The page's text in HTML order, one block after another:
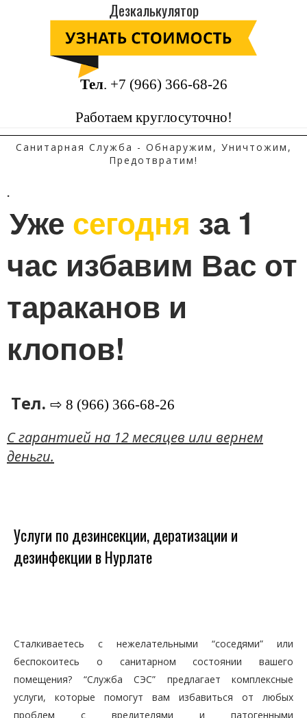
Дезкалькулятор
Тел. +7 (966) 366-68-26
Работаем круглосуточно!
Санитарная Служба - Обнаружим, Уничтожим,
Предотвратим!
.
Уже сегодня за 1
час избавим Вас от
тараканов и
клопов!
Тел. ⇨ 8 (966) 366-68-26
C гарантией на 12 месяцев или вернем
деньги.
Услуги по дезинсекции, дератизации и
дезинфекции в Нурлате
Сталкиваетесь с нежелательными “соседями” или
беспокоитесь о санитарном состоянии вашего
помещения? “Служба СЭС” предлагает комплексные
услуги, которые помогут вам избавиться от любых
проблем с вредителями и патогенными